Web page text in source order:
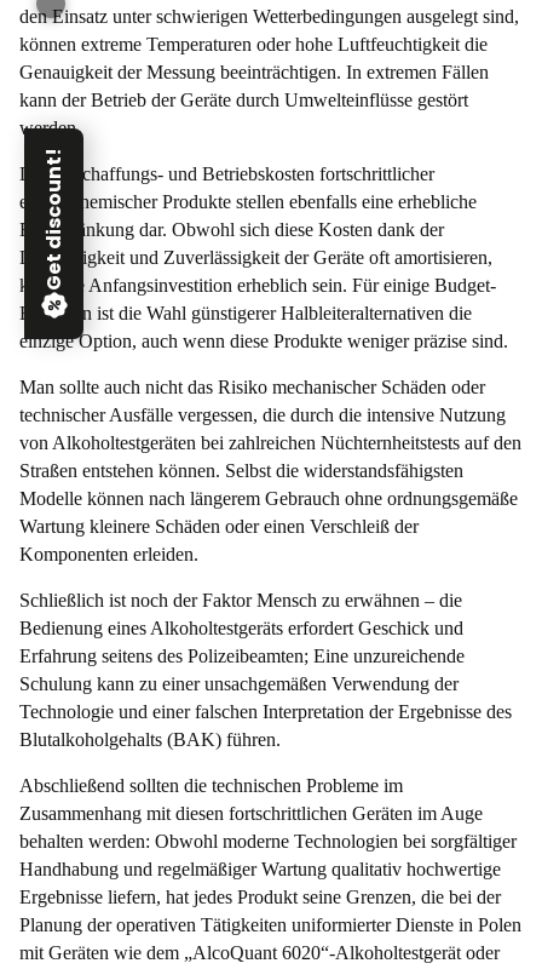
den Einsatz unter schwierigen Wetterbedingungen ausgelegt sind,
können extreme Temperaturen oder hohe Luftfeuchtigkeit die
Genauigkeit der Messung beeinträchtigen. In extremen Fällen
kann der Betrieb der Geräte durch Umwelteinflüsse gestört
werden.
Die Anschaffungs- und Betriebskosten fortschrittlicher
elektrochemischer Produkte stellen ebenfalls eine erhebliche
Einschränkung dar. Obwohl sich diese Kosten dank der
Langlebigkeit und Zuverlässigkeit der Geräte oft amortisieren,
kann die Anfangsinvestition erheblich sein. Für einige Budget-
Einheiten ist die Wahl günstigerer Halbleiteralternativen die
einzige Option, auch wenn diese Produkte weniger präzise sind.
Man sollte auch nicht das Risiko mechanischer Schäden oder
technischer Ausfälle vergessen, die durch die intensive Nutzung
von Alkoholtestgeräten bei zahlreichen Nüchternheitstests auf den
Straßen entstehen können. Selbst die widerstandsfähigsten
Modelle können nach längerem Gebrauch ohne ordnungsgemäße
Wartung kleinere Schäden oder einen Verschleiß der
Komponenten erleiden.
Schließlich ist noch der Faktor Mensch zu erwähnen – die
Bedienung eines Alkoholtestgeräts erfordert Geschick und
Erfahrung seitens des Polizeibeamten; Eine unzureichende
Schulung kann zu einer unsachgemäßen Verwendung der
Technologie und einer falschen Interpretation der Ergebnisse des
Blutalkoholgehalts (BAK) führen.
Abschließend sollten die technischen Probleme im
Zusammenhang mit diesen fortschrittlichen Geräten im Auge
behalten werden: Obwohl moderne Technologien bei sorgfältiger
Handhabung und regelmäßiger Wartung qualitativ hochwertige
Ergebnisse liefern, hat jedes Produkt seine Grenzen, die bei der
Planung der operativen Tätigkeiten uniformierter Dienste in Polen
mit Geräten wie dem „AlcoQuant 6020“-Alkoholtestgerät oder
Get discount!